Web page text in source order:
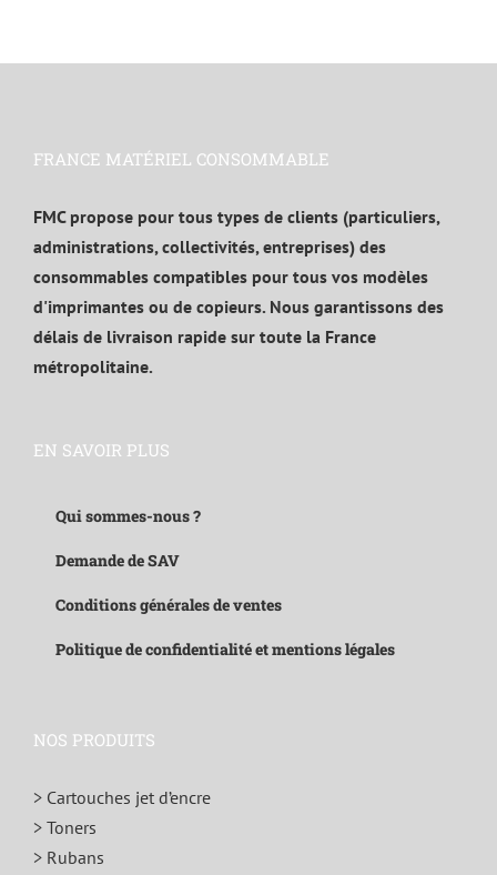
FRANCE MATÉRIEL CONSOMMABLE
FMC propose pour tous types de clients (particuliers,
administrations, collectivités, entreprises) des
consommables compatibles pour tous vos modèles
d'imprimantes ou de copieurs. Nous garantissons des
délais de livraison rapide sur toute la France
métropolitaine.
EN SAVOIR PLUS
Qui sommes-nous ?
Demande de SAV
Conditions générales de ventes
Politique de confidentialité et mentions légales
NOS PRODUITS
> Cartouches jet d’encre
> Toners
> Rubans